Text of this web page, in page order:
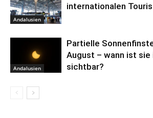
Andalusien
internationalen
Andalusien
Partielle
August – wann ist sie
sichtbar?